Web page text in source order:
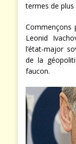
termes de plus
Commençons
Leonid
l’état-major
de la
faucon.